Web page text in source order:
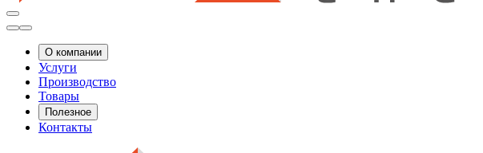
О компании
Услуги
Производство
Товары
Полезное
Контакты